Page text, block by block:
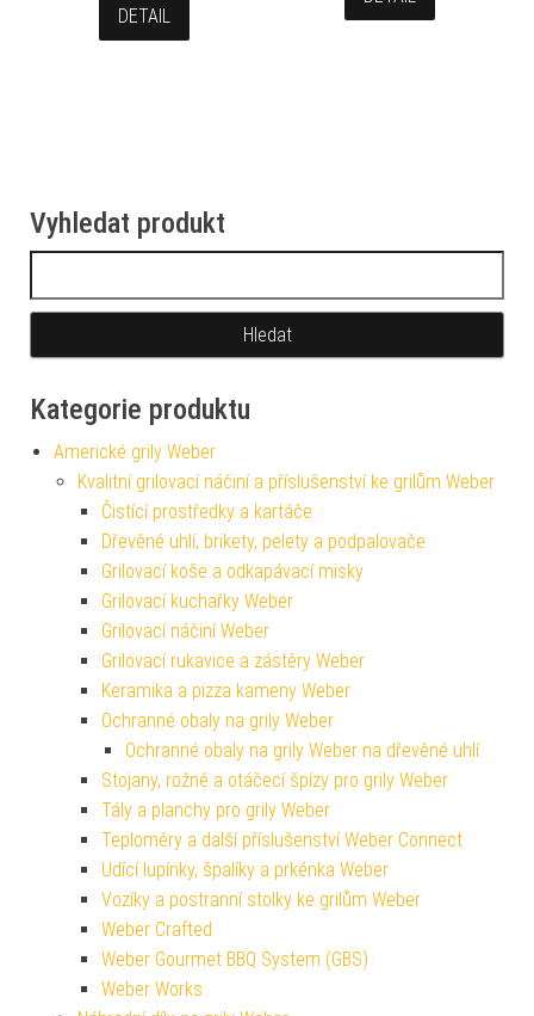
DETAIL
Vyhledat produkt
Kategorie produktu
Americké grily Weber
Kvalitní grilovací náčiní a příslušenství ke grilům Weber
Čistící prostředky a kartáče
Dřevěné uhlí, brikety, pelety a podpalovače
Grilovací koše a odkapávací misky
Grilovací kuchařky Weber
Grilovací náčiní Weber
Grilovací rukavice a zástěry Weber
Keramika a pizza kameny Weber
Ochranné obaly na grily Weber
Ochranné obaly na grily Weber na dřevěné uhlí
Stojany, rožně a otáčecí špízy pro grily Weber
Tály a planchy pro grily Weber
Teploměry a další příslušenství Weber Connect
Udící lupínky, špalíky a prkénka Weber
Vozíky a postranní stolky ke grilům Weber
Weber Crafted
Weber Gourmet BBQ System (GBS)
Weber Works